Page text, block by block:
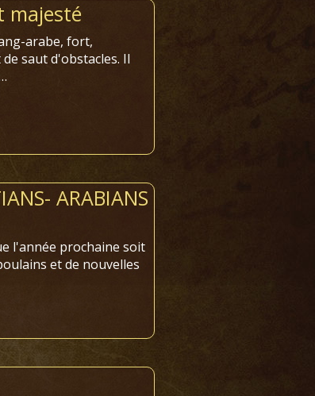
majesté
arabe, fort,
saut d'obstacles. Il
ARABIANS
l'année prochaine soit
et de nouvelles